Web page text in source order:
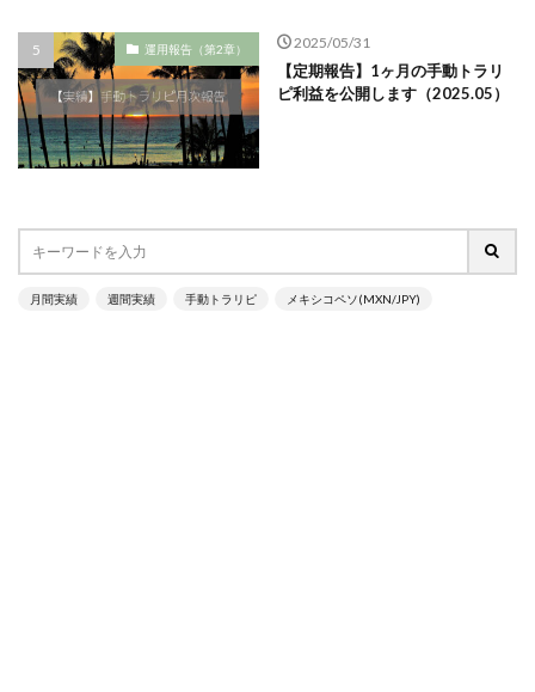
運用報告（第2章） 2025/05/31
【定期報告】1ヶ月の手動トラリ
ピ利益を公開します（2025.05）
月間実績 週間実績 手動トラリピ メキシコペソ(MXN/JPY)